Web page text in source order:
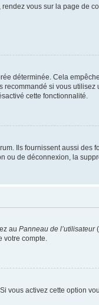
vous sur la page de
déterminée. Cela
recommandé si vous
cette fonctionnalité.
Ils fournissent aussi
ou de déconnexion, la
au Panneau de l’utilisateur
votre compte.
vous activez cette option